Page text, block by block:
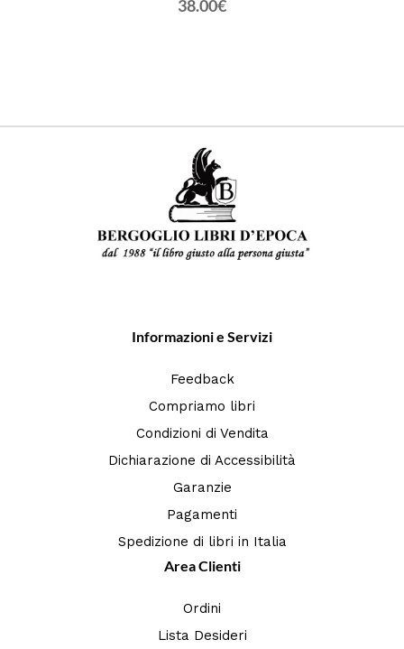
38.00€
Informazioni e Servizi
Feedback
Compriamo libri
Condizioni di Vendita
Dichiarazione di Accessibilità
Garanzie
Pagamenti
Spedizione di libri in Italia
Area Clienti
Ordini
Lista Desideri